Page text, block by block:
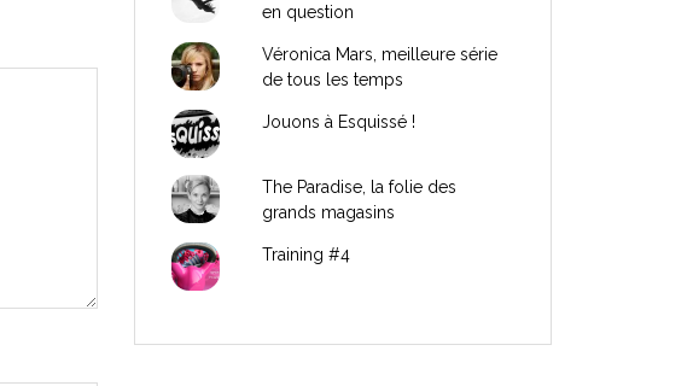
en question
Véronica Mars, meilleure série
de tous les temps
Jouons à Esquissé !
The Paradise, la folie des
grands magasins
Training #4